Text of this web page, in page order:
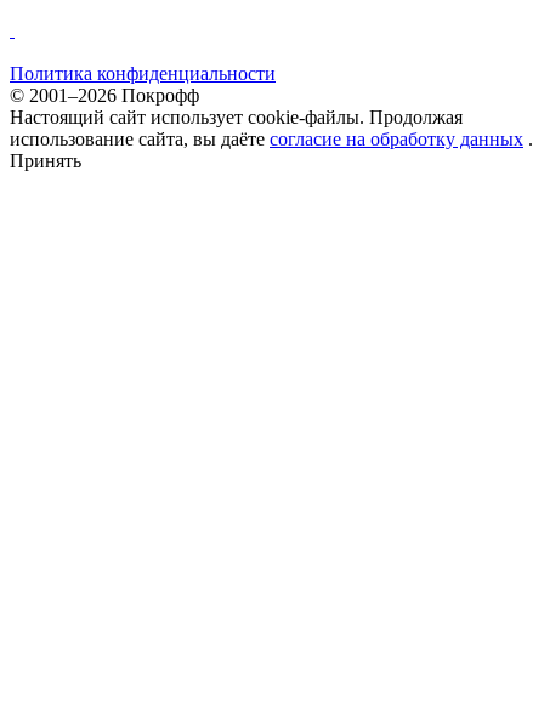
Политика конфиденциальности
© 2001–2026 Покрофф
Настоящий сайт использует cookie-файлы. Продолжая
использование сайта, вы даёте согласие на обработку данных .
Принять